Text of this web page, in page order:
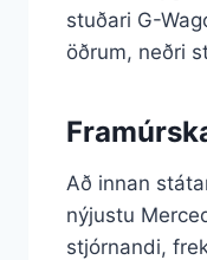
stuðari G-
öðrum, neðri
Að innan
nýjustu
stjórnandi,